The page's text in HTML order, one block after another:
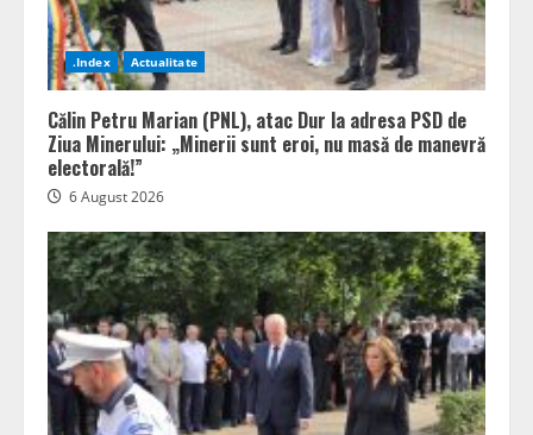
.Index Actualitate
Călin Petru Marian (PNL), atac Dur la adresa PSD de
Ziua Minerului: „Minerii sunt eroi, nu masă de manevră
electorală!”
6 August 2026